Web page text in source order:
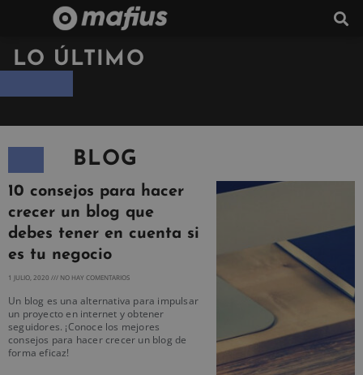
LO ÚLTIMO
BLOG
10 consejos para hacer
crecer un blog que
debes tener en cuenta si
es tu negocio
1 JULIO, 2020 NO HAY COMENTARIOS
Un blog es una alternativa para impulsar
un proyecto en internet y obtener
seguidores. ¡Conoce los mejores
consejos para hacer crecer un blog de
forma eficaz!